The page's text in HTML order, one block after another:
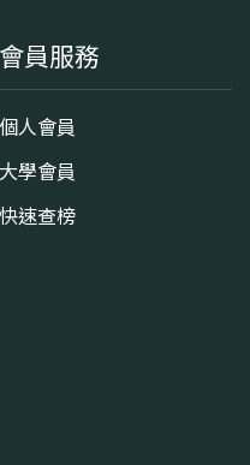
會員服務
個人會員
大學會員
快速查榜